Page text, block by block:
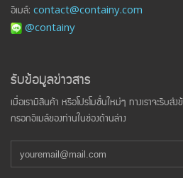
อีเมล์: contact@containy.com
@containy
รับข้อมูลข่าวสาร
เมื่อเรามีสินค้า หรือโปรโมชั่นใหม่ๆ ทางเราจะรีบ
กรอกอีเมล์ของท่านในช่องด้านล่าง